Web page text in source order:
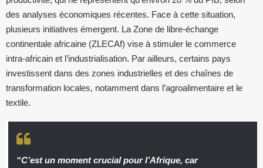
des analyses économiques récentes. Face à cette situation,
plusieurs initiatives émergent. La Zone de libre-échange
continentale africaine (ZLECAf) vise à stimuler le commerce
intra-africain et l’industrialisation. Par ailleurs, certains pays
investissent dans des zones industrielles et des chaînes de
transformation locales, notamment dans l’agroalimentaire et le
textile.
“C’est un moment crucial pour l’Afrique, car